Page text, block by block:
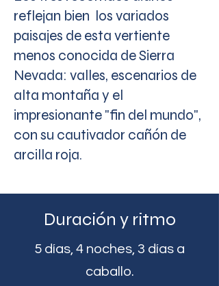
reflejan bien los variados
paisajes de esta vertiente
menos conocida de Sierra
Nevada: valles, escenarios de
alta montaña y el
impresionante "fin del mundo",
con su cautivador cañón de
arcilla roja.
Duración y ritmo
5 días, 4 noches, 3 días a
caballo.